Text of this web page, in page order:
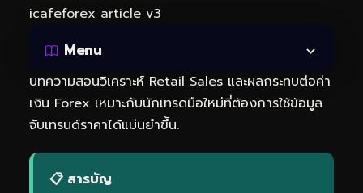
icafeforex article v3
Menu
บทความสอนวิเคราะห์ Retail Sales และผลกระทบต่อค่า
เงิน Forex เหมาะกับนักเทรดมือใหม่ที่ต้องการใช้ข้อมูล
จับเทรนด์ราคาได้แม่นยำขึ้น.
📋 สารบัญ